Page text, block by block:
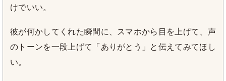
けでいい。
彼が何かしてくれた瞬間に、スマホから目を上げて、声
のトーンを一段上げて「ありがとう」と伝えてみてほし
い。